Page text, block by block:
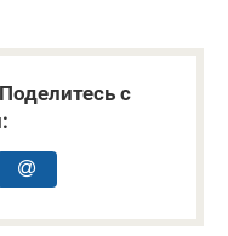
с